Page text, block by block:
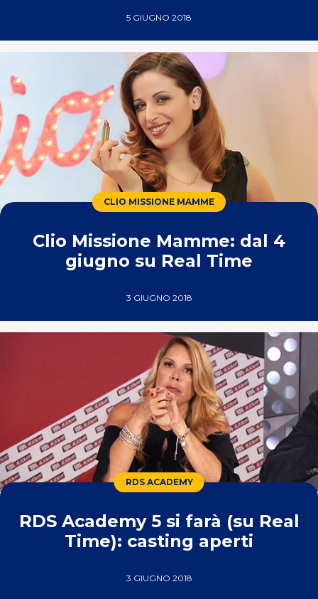
5 GIUGNO 2018
CLIO MISSIONE MAMME
Clio Missione Mamme: dal 4
giugno su Real Time
3 GIUGNO 2018
RDS ACADEMY
RDS Academy 5 si farà (su Real
Time): casting aperti
3 GIUGNO 2018